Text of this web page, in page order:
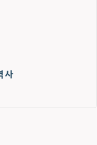
사